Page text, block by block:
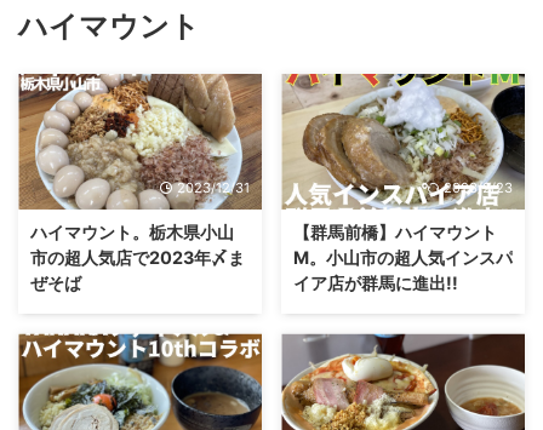
ハイマウント
2023/12/31
ハイマウント。栃木県小山
市の超人気店で2023年〆ま
ぜそば
2023/2/23
【群馬前橋】ハイマウント
M。小山市の超人気インスパ
イア店が群馬に進出!!